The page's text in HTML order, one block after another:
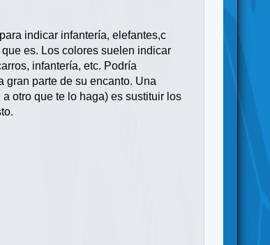
indicar infantería, elefantes,c
es. Los colores suelen indicar
infantería, etc. Podría
gran parte de su encanto. Una
otro que te lo haga) es sustituir los